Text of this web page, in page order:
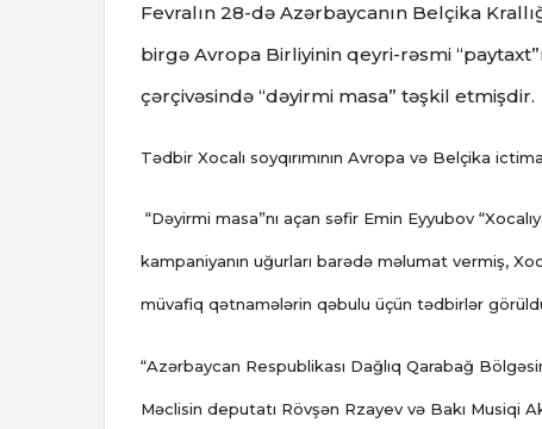
Fevralın 28-də Azərbaycanın Belçika
birgə Avropa Birliyinin qeyri-rəsmi
çərçivəsində “dəyirmi masa” təşkil etmişdir.
Tədbir Xocalı soyqırımının Avropa və Belçika
“Dəyirmi masa”nı açan səfir Emin Eyyubov
kampaniyanın uğurları barədə məlumat vermiş,
müvafiq qətnamələrin qəbulu üçün tədbirlər
“Azərbaycan Respublikası Dağlıq Qarabağ
Məclisin deputatı Rövşən Rzayev və Bakı Musiqi